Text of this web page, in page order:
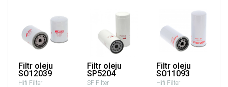
Filtr oleju
SO12039
Hifi Filter
Filtr oleju
SP5204
SF Filter
Filtr oleju
SO11093
Hifi Filter